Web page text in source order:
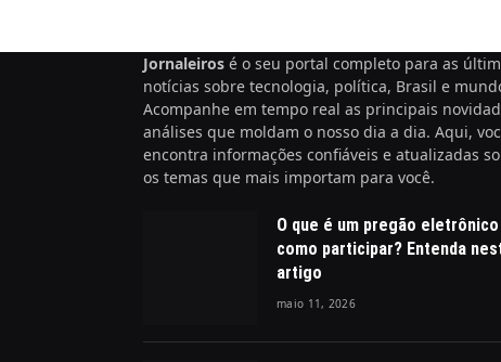
Jornaleiros é o seu portal completo para as
notícias sobre tecnologia, política, Brasil e
Acompanhe em tempo real as principais
análises que moldam o nosso dia a dia. Aqui,
encontra informações confiáveis e atualizadas
os temas que mais importam para você.
O que é um pregão
como participar? Entenda
artigo
maio 11, 2026